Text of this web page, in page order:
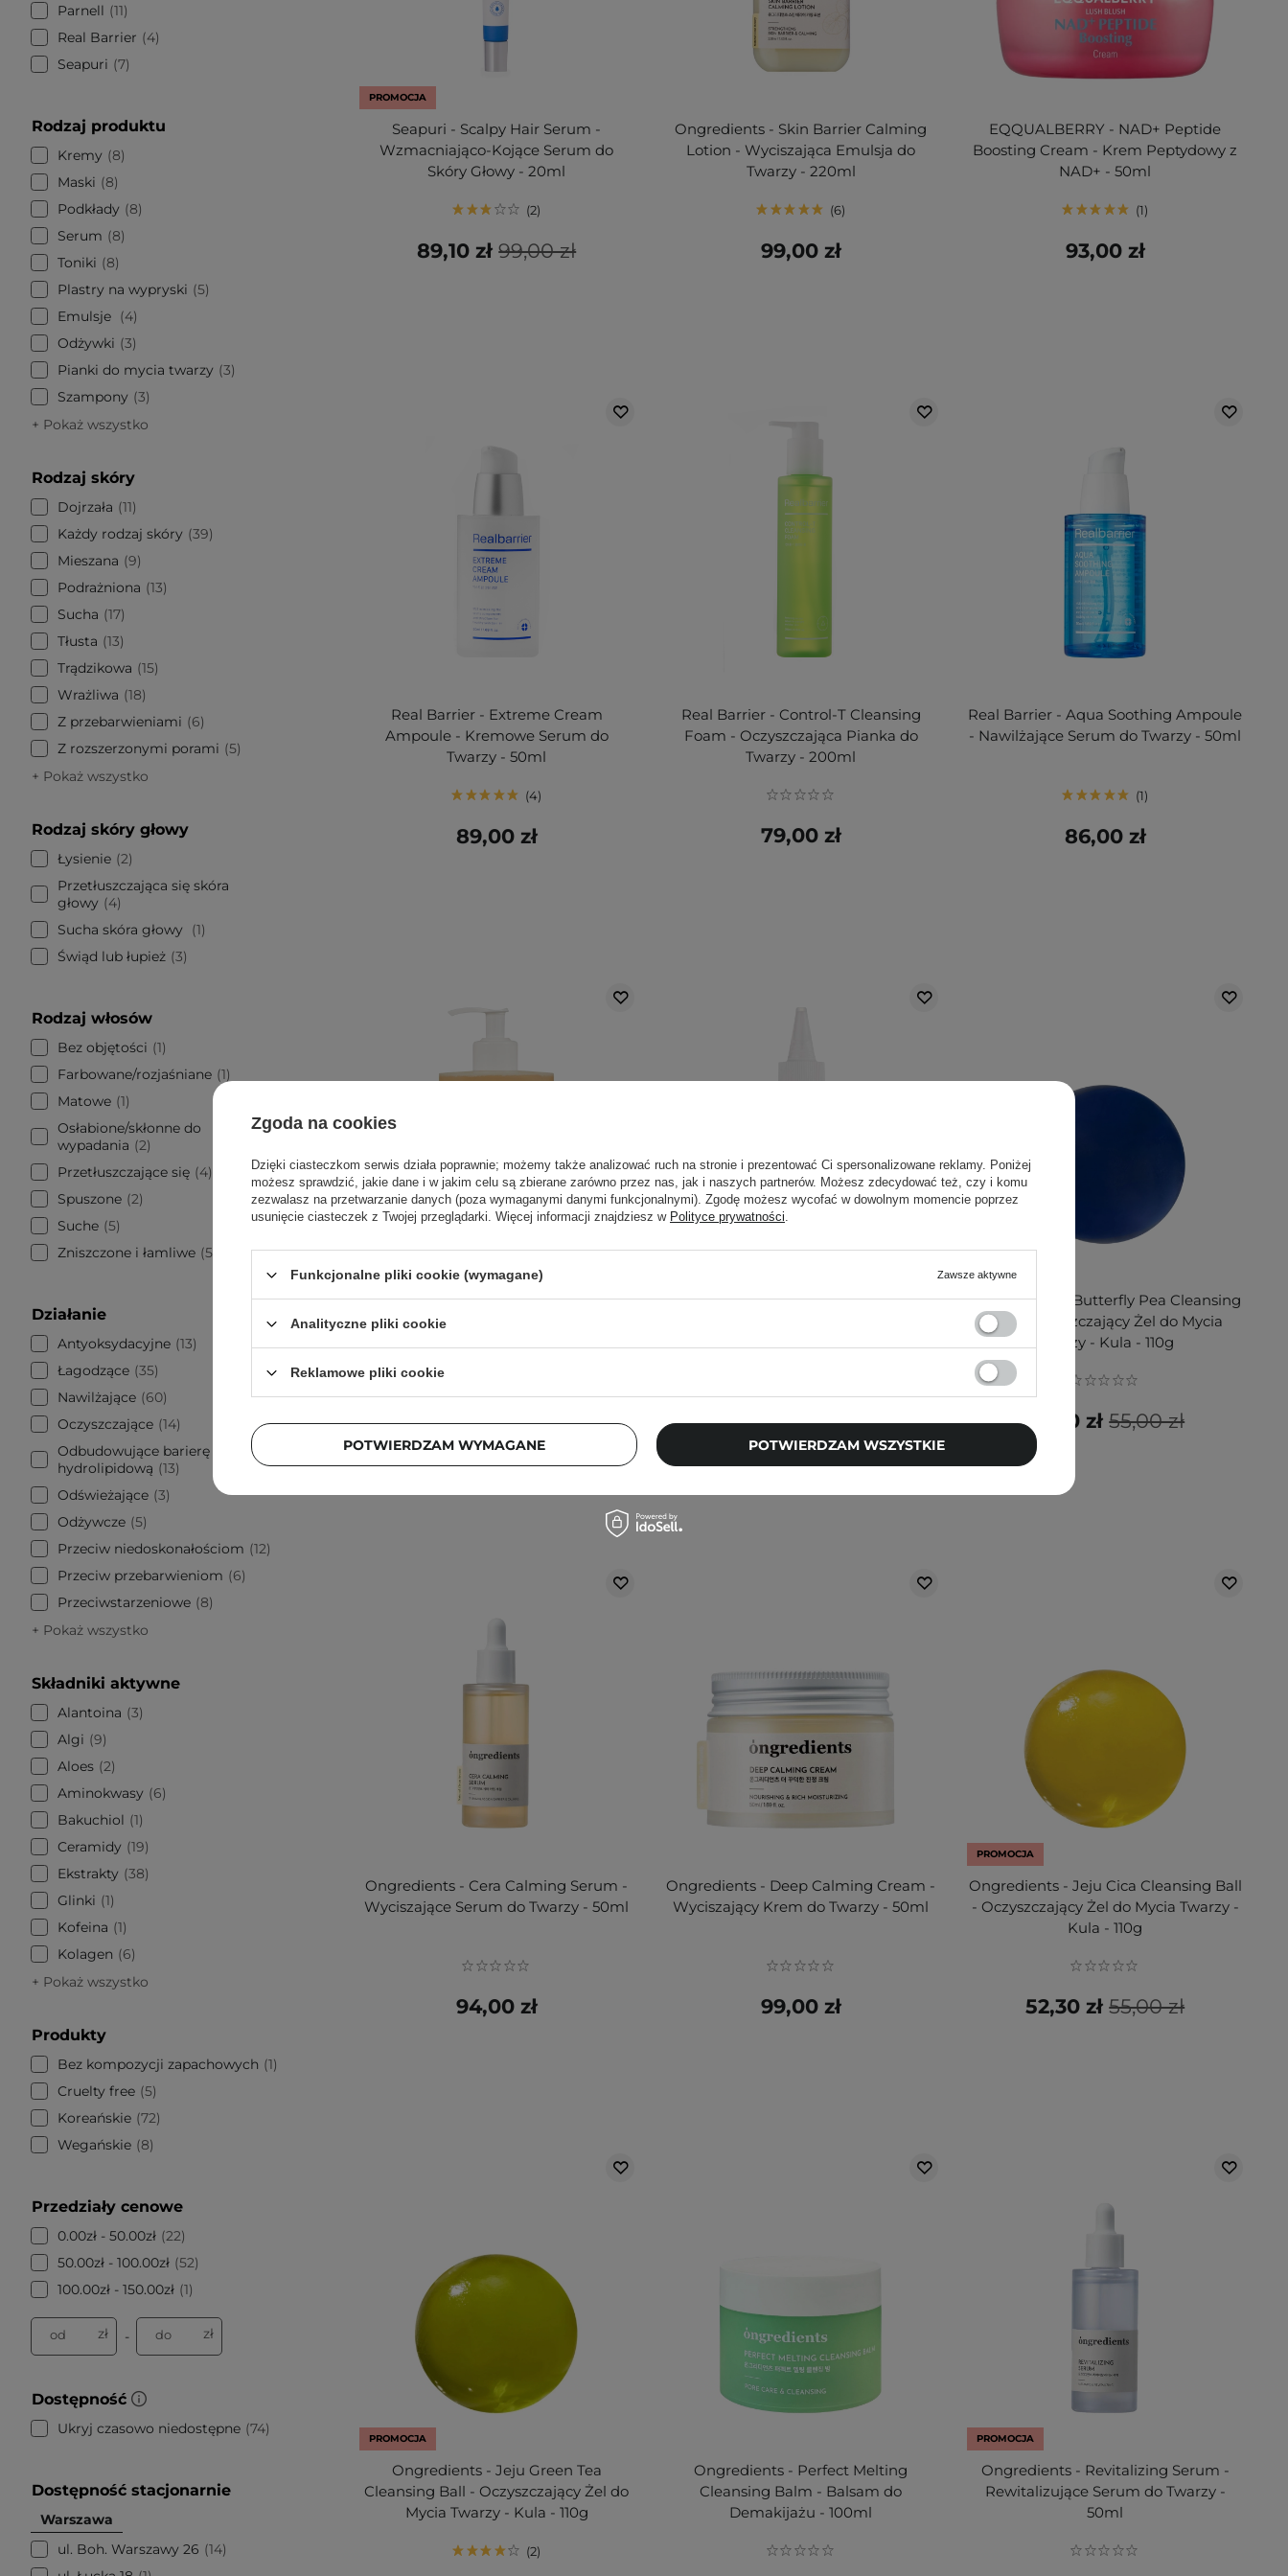
Parnell
11
Real Barrier
4
Seapuri
7
Rodzaj produktu
Kremy
8
Maski
8
Podkłady
8
Serum
8
Toniki
8
Plastry na wypryski
5
Emulsje
4
Odżywki
3
Pianki do mycia twarzy
3
Szampony
3
+ Pokaż wszystko
Rodzaj skóry
Dojrzała
11
Każdy rodzaj skóry
39
Mieszana
9
Podrażniona
13
Sucha
17
Tłusta
13
Trądzikowa
15
Wrażliwa
18
Z przebarwieniami
6
Z rozszerzonymi porami
5
+ Pokaż wszystko
Rodzaj skóry głowy
Łysienie 2
Przetłuszczająca się skóra
głowy
4
Sucha skóra głowy
1
Świąd lub łupież 3
Rodzaj włosów
Bez objętości
1
Farbowane/rozjaśniane 1
Matowe 1
Osłabione/skłonne do
wypadania
2
Przetłuszczające się
4
Spuszone 2
Suche 5
Zniszczone i łamliwe 5
Działanie
Antyoksydacyjne 13
Łagodzące 35
Nawilżające
60
Oczyszczające 14
Odbudowujące barierę
hydrolipidową
13
Odświeżające 3
Odżywcze 5
Przeciw niedoskonałościom
12
Przeciw przebarwieniom
6
Przeciwstarzeniowe 8
+ Pokaż wszystko
Składniki aktywne
Alantoina
3
Algi
9
Aloes 2
Aminokwasy
6
Bakuchiol
1
Ceramidy
19
Ekstrakty
38
Glinki
1
Kofeina
1
Kolagen
6
+ Pokaż wszystko
Produkty
Bez kompozycji zapachowych
1
Cruelty free 5
Koreańskie 72
Wegańskie 8
Przedziały cenowe
0.00zł - 50.00zł 22
50.00zł - 100.00zł 52
100.00zł - 150.00zł 1
od zł - do zł
Dostępność
Ukryj czasowo niedostępne 74
Dostępność stacjonarnie
Warszawa
ul. Boh. Warszawy 26
14
PROMOCJA
Seapuri - Scalpy Hair Serum -
Wzmacniająco-Kojące Serum do
Skóry Głowy - 20ml
2
99,00 zł
89,10 zł
Ongredients - Skin Barrier Calming
Lotion - Wyciszająca Emulsja do
Twarzy - 220ml
6
99,00 zł
EQQUALBERRY - NAD+ Peptide
Boosting Cream - Krem Peptydowy z
NAD+ - 50ml
1
93,00 zł
Real Barrier - Extreme Cream
Ampoule - Kremowe Serum do
Twarzy - 50ml
4
89,00 zł
Real Barrier - Control-T Cleansing
Foam - Oczyszczająca Pianka do
Twarzy - 200ml
79,00 zł
Real Barrier - Aqua Soothing Ampoule
- Nawilżające Serum do Twarzy - 50ml
1
86,00 zł
PROMOCJA
Anillo - Amber 528 Scented Hand &
Body Wash - Żel do Mycia Ciała -
109,00 zł
98,10 zł
Anillo - Rosy Night Repair Ampoule
119,00 zł
107,10 zł
PROMOCJA
Ongredients - Butterfly Pea Cleansing
Ball - Oczyszczający Żel do Mycia
Twarzy - Kula - 110g
55,00 zł
52,30 zł
Ongredients - Cera Calming Serum -
Wyciszające Serum do Twarzy - 50ml
94,00 zł
Ongredients - Deep Calming Cream -
Wyciszający Krem do Twarzy - 50ml
99,00 zł
PROMOCJA
Ongredients - Jeju Cica Cleansing Ball
- Oczyszczający Żel do Mycia Twarzy -
Kula - 110g
55,00 zł
52,30 zł
PROMOCJA
Ongredients - Jeju Green Tea
Cleansing Ball - Oczyszczający Żel do
Mycia Twarzy - Kula - 110g
2
Ongredients - Perfect Melting
Cleansing Balm - Balsam do
Demakijażu - 100ml
PROMOCJA
Ongredients - Revitalizing Serum -
Rewitalizujące Serum do Twarzy -
50ml
Zgoda na cookies
Dzięki ciasteczkom serwis działa poprawnie; możemy także analizować ruch na stronie i prezentować Ci spersonalizowane reklamy. Poniżej
możesz sprawdzić, jakie dane i w jakim celu są zbierane zarówno przez nas, jak i naszych partnerów. Możesz zdecydować też, czy i komu
zezwalasz na przetwarzanie danych (poza wymaganymi danymi funkcjonalnymi). Zgodę możesz wycofać w dowolnym momencie poprzez
usunięcie ciasteczek z Twojej przeglądarki. Więcej informacji znajdziesz w Polityce prywatności.
Funkcjonalne pliki cookie (wymagane) Zawsze aktywne
Analityczne pliki cookie
Reklamowe pliki cookie
POTWIERDZAM WYMAGANE POTWIERDZAM WSZYSTKIE